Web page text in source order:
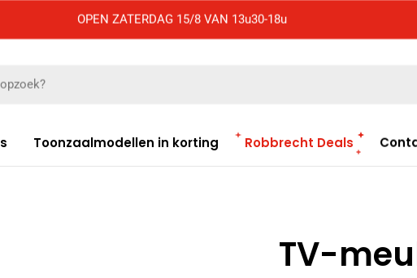
OPEN ZATERDAG 15/8 VAN 13u30-18u
Toonzaalmodellen in korting Robbrecht Deals
TV-